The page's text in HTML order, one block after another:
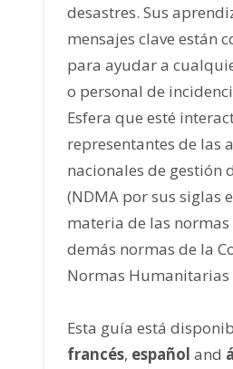
desastres. Sus
mensajes clave están
para ayudar a
o personal de
Esfera que esté
representantes de las
nacionales de gestión
(NDMA por sus siglas
materia de las normas
demás normas de la
Normas Humanitarias
Esta guía está
francés, español and